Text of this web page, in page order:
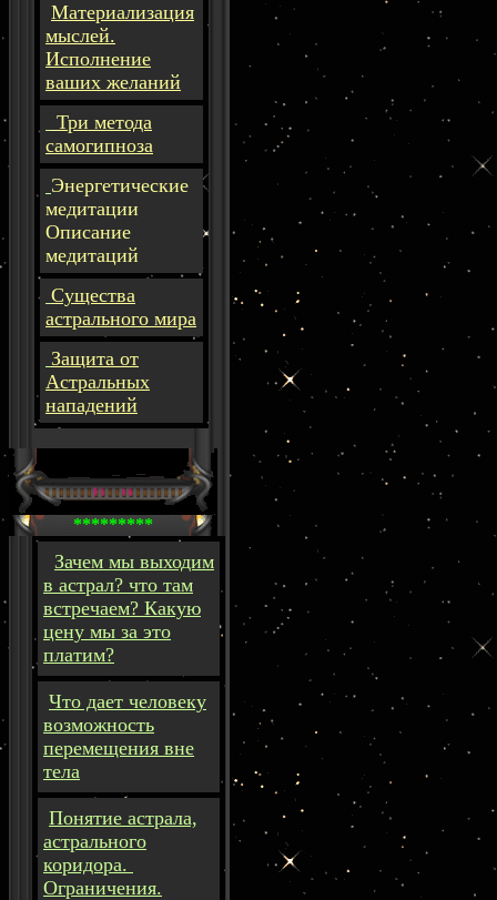
Материализация
мыслей.
Исполнение
ваших желаний
Три метода
самогипноза
Энергетические
медитации
Описание
медитаций
Существа
астрального мира
Защита от
Астральных
нападений
*********
Зачем мы выходим
в астрал? что там
встречаем? Какую
цену мы за это
платим?
Что дает человеку
возможность
перемещения вне
тела
Понятие астрала,
астрального
коридора.
Ограничения.